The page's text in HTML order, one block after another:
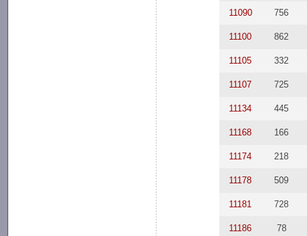
11090 756
11100 862
11105 332
11107 725
11134 445
11168 166
11174 218
11178 509
11181 728
11186 78